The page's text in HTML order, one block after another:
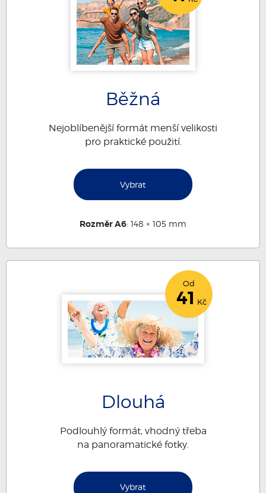
Běžná
Nejoblíbenější formát menší velikosti
pro praktické použití.
Vybrat
Rozměr A6: 148 × 105 mm
Od
41 Kč
Dlouhá
Podlouhlý formát, vhodný třeba
na panoramatické fotky.
Vybrat